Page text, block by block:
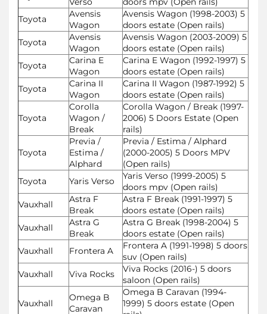
Toyota
Avensis
Wagon
Avensis Wagon (1998-2003) 5
doors estate (Open rails)
Toyota
Avensis
Wagon
Avensis Wagon (2003-2009) 5
doors estate (Open rails)
Toyota
Carina E
Wagon
Carina E Wagon (1992-1997) 5
doors estate (Open rails)
Toyota
Carina II
Wagon
Carina II Wagon (1987-1992) 5
doors estate (Open rails)
Toyota
Corolla
Wagon /
Break
Corolla Wagon / Break (1997-
2006) 5 Doors Estate (Open
rails)
Toyota
Previa /
Estima /
Alphard
Previa / Estima / Alphard
(2000-2005) 5 Doors MPV
(Open rails)
Toyota
Yaris Verso
Yaris Verso (1999-2005) 5
doors mpv (Open rails)
Vauxhall
Astra F
Break
Astra F Break (1991-1997) 5
doors estate (Open rails)
Vauxhall
Astra G
Break
Astra G Break (1998-2004) 5
doors estate (Open rails)
Vauxhall
Frontera A
Frontera A (1991-1998) 5 doors
suv (Open rails)
Vauxhall
Viva Rocks
Viva Rocks (2016-) 5 doors
saloon (Open rails)
Vauxhall
Omega B
Caravan
Omega B Caravan (1994-
1999) 5 doors estate (Open